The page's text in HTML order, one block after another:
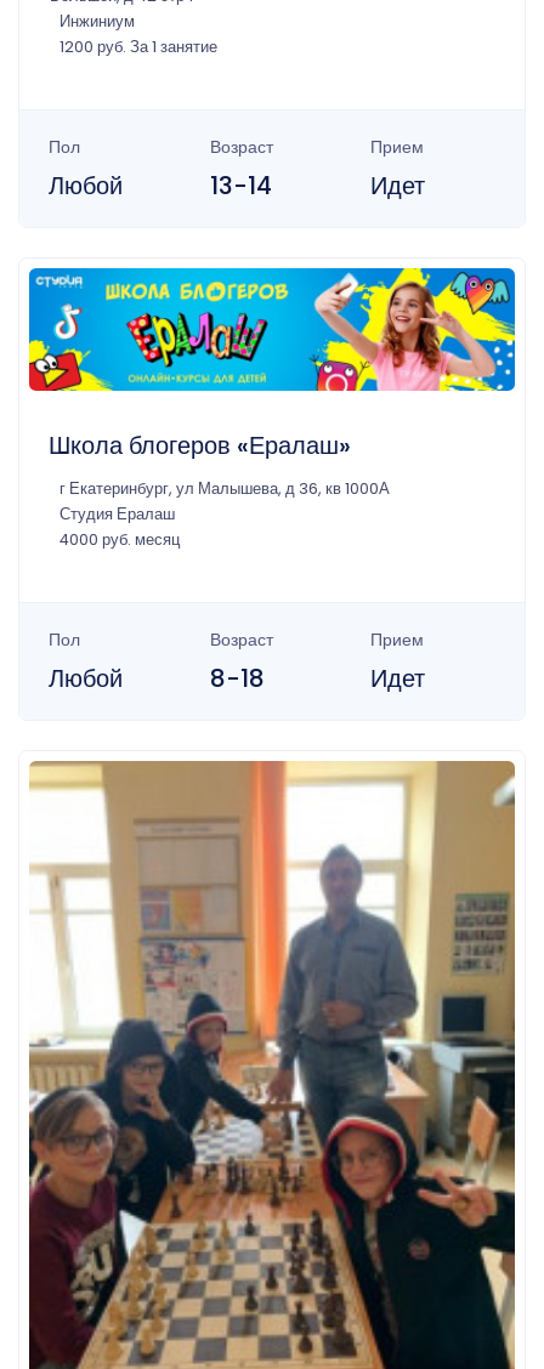
Инжиниум
1200 руб. За 1 занятие
Пол
Любой
Возраст
13-14
Прием
Идет
Школа блогеров «Ералаш»
г Екатеринбург, ул Малышева, д 36, кв 1000А
Студия Ералаш
4000 руб. месяц
Пол
Любой
Возраст
8-18
Прием
Идет